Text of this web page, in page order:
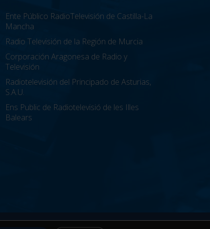
Ente Público RadioTelevisión de Castilla-La
Mancha
Radio Televisión de la Región de Murcia
Corporación Aragonesa de Radio y
Televisión
Radiotelevisión del Principado de Asturias,
S.A.U.
Ens Public de Radiotelevisió de les Illes
Balears